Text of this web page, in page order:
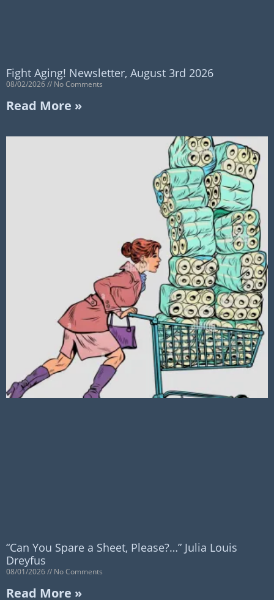
Fight Aging! Newsletter, August 3rd 2026
08/02/2026 No Comments
Read More »
“Can You Spare a Sheet, Please?…” Julia Louis
Dreyfus
08/01/2026 No Comments
Read More »